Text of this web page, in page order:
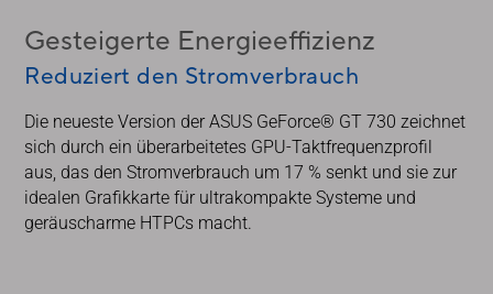
Gesteigerte Energieeffizienz
Reduziert den Stromverbrauch
Die neueste Version der ASUS GeForce® GT 730 zeichnet
sich durch ein überarbeitetes GPU-Taktfrequenzprofil
aus, das den Stromverbrauch um 17 % senkt und sie zur
idealen Grafikkarte für ultrakompakte Systeme und
geräuscharme HTPCs macht.​